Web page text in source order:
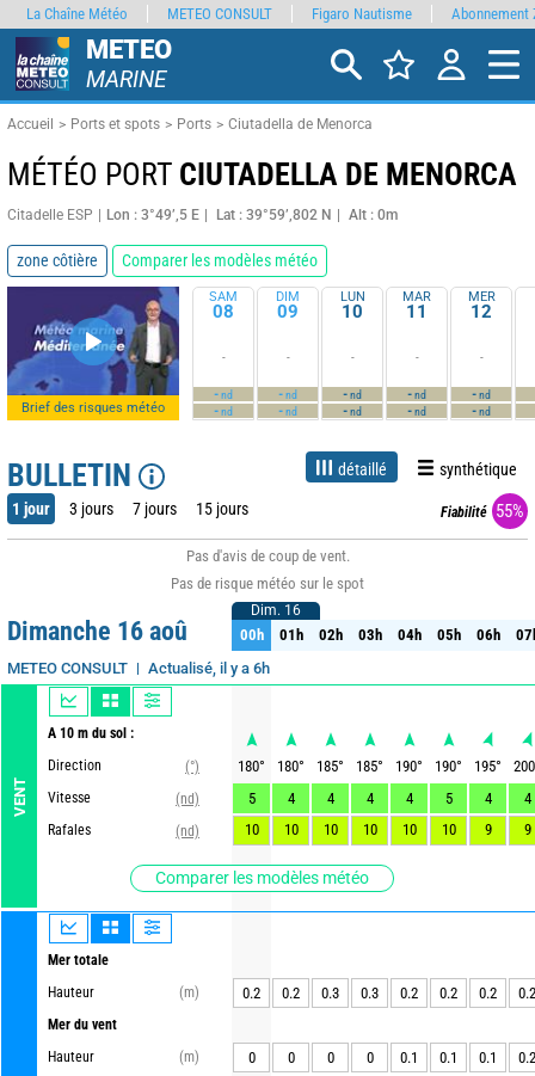
METEO
MARINE
Accueil Ports et spots Ports Ciutadella de Menorca
MÉTÉO PORT CIUTADELLA DE MENORCA
Citadelle ESP Lon : 3°49’,5 E Lat : 39°59’,802 N Alt : 0m
zone côtière Comparer les modèles météo
Brief des risques météo
SAM
08
-
-nd
-nd
DIM
09
-
-nd
-nd
LUN
10
-
-nd
-nd
MAR
11
-
-nd
-nd
MER
12
-
-nd
-nd
BULLETIN détaillé synthétique
1 jour 3 jours 7 jours 15 jours Fiabilité 55%
Pas d'avis de coup de vent.
Pas de risque météo sur le spot
Dimanche 16 aoû
METEO CONSULT Actualisé, il y a 6h
VENT
A 10 m du sol :
Direction
(°)
Vitesse
(nd)
Rafales
(nd)
Comparer les modèles météo
Mer totale
Hauteur
(m)
Mer du vent
Hauteur
(m)
Dim. 16
00h 01h 02h 03h 04h 05h 06h
Dim. 16
00h 01h 02h 03h 04h 05h 06h
180° 180° 185° 185° 190° 190° 195°
200
5
4 4 4 4 5 4
4
10
10 10 10 10 10 9 9
0.2 0.2 0.3 0.3 0.2 0.2 0.2 0.2
0 0 0 0 0.1 0.1 0.1 0.2
La Chaîne Météo METEO CONSULT Figaro Nautisme Abonnement